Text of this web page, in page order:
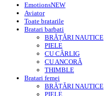
EmotionsNEW
Aviator
Toate bratarile
Bratari barbati
BRĂȚĂRI NAUTICE
PIELE
CU CÂRLIG
CU ANCORĂ
THIMBLE
Bratari femei
BRĂȚĂRI NAUTICE
PIELE